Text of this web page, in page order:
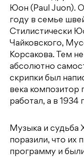
Юон (Paul Juon).
году в семье
Стилистически
Чайковского,
Корсакова. Тем
абсолютно
скрипки был
века композитор
работал, а в
Музыка и судьба
поразили, что их
программу и